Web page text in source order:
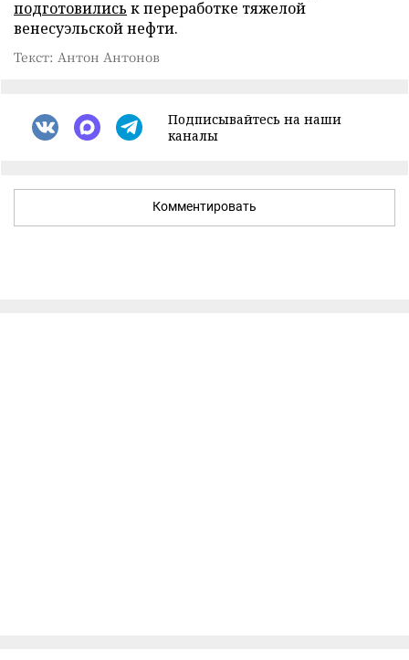
подготовились к переработке тяжелой
венесуэльской нефти.
Текст: Антон Антонов
Подписывайтесь на наши
каналы
Комментировать